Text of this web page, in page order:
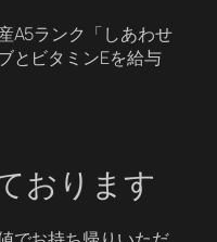
ランク「しあわせ
とビタミンEを給与
おります